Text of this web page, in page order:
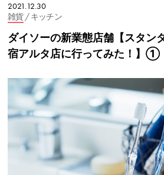
2021.12.30
雑貨/ キッチン
ダイソーの新業態店舗【スタン
宿アルタ店に行ってみた！】①